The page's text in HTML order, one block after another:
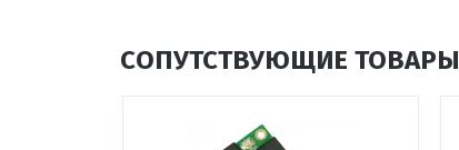
СОПУТСТВУЮЩИЕ ТОВАРЫ